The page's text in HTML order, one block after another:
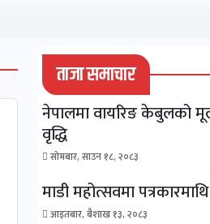
ताजा समाचार
नेपालमा वायरिङ केबुलको
वृद्धि
सोमबार, साउन १८, २०८३
माडी महोत्सवमा
आइतबार, बैशाख १३, २०८३